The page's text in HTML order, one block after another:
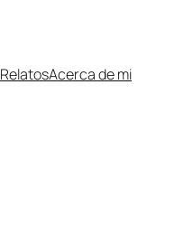
RelatosAcerca de mi